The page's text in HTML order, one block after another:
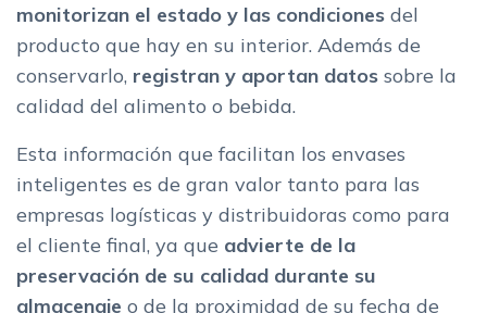
monitorizan el estado y las condiciones del
producto que hay en su interior. Además de
conservarlo, registran y aportan datos sobre la
calidad del alimento o bebida.
Esta información que facilitan los envases
inteligentes es de gran valor tanto para las
empresas logísticas y distribuidoras como para
el cliente final, ya que advierte de la
preservación de su calidad durante su
almacenaje o de la proximidad de su fecha de